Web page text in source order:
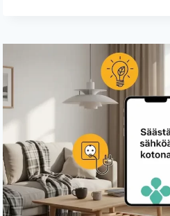
LAINASTA
[2023]